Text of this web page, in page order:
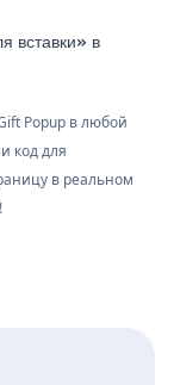
вставки» в
Popup в любой
код для
в реальном